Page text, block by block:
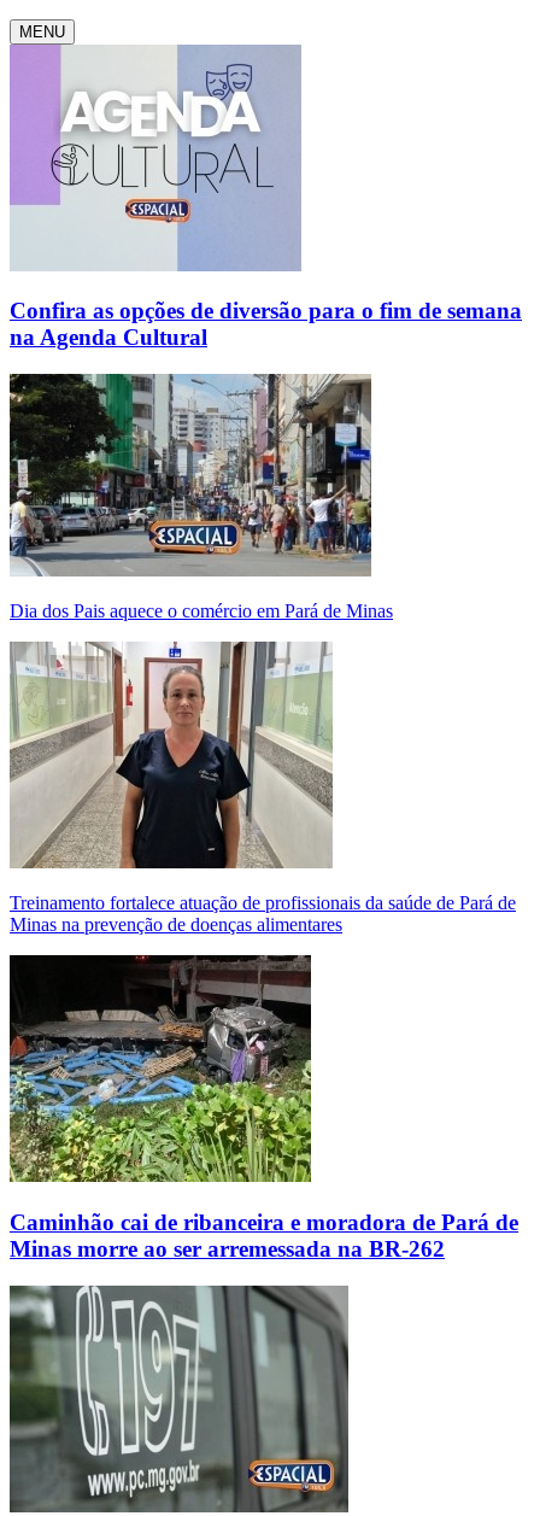
MENU
Confira as opções de diversão para o fim de semana
na Agenda Cultural
Dia dos Pais aquece o comércio em Pará de Minas
Treinamento fortalece atuação de profissionais da saúde de Pará de
Minas na prevenção de doenças alimentares
Caminhão cai de ribanceira e moradora de Pará de
Minas morre ao ser arremessada na BR-262